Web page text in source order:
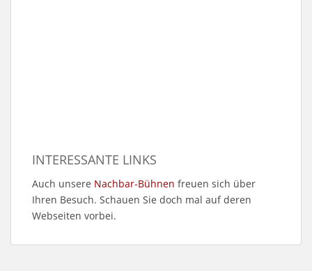
INTERESSANTE LINKS
Auch unsere Nachbar-Bühnen freuen sich über
Ihren Besuch. Schauen Sie doch mal auf deren
Webseiten vorbei.